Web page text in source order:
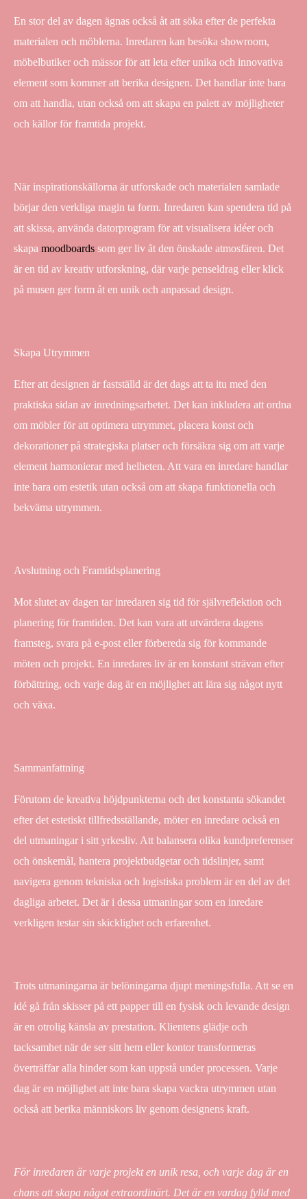
En stor del av dagen ägnas också åt att söka efter de perfekta
materialen och möblerna. Inredaren kan besöka showroom,
möbelbutiker och mässor för att leta efter unika och innovativa
element som kommer att berika designen. Det handlar inte bara
om att handla, utan också om att skapa en palett av möjligheter
och källor för framtida projekt.
När inspirationskällorna är utforskade och materialen samlade
börjar den verkliga magin ta form. Inredaren kan spendera tid på
att skissa, använda datorprogram för att visualisera idéer och
skapa moodboards som ger liv åt den önskade atmosfären. Det
är en tid av kreativ utforskning, där varje penseldrag eller klick
på musen ger form åt en unik och anpassad design.
Skapa Utrymmen
Efter att designen är fastställd är det dags att ta itu med den
praktiska sidan av inredningsarbetet. Det kan inkludera att ordna
om möbler för att optimera utrymmet, placera konst och
dekorationer på strategiska platser och försäkra sig om att varje
element harmonierar med helheten. Att vara en inredare handlar
inte bara om estetik utan också om att skapa funktionella och
bekväma utrymmen.
Avslutning och Framtidsplanering
Mot slutet av dagen tar inredaren sig tid för självreflektion och
planering för framtiden. Det kan vara att utvärdera dagens
framsteg, svara på e-post eller förbereda sig för kommande
möten och projekt. En inredares liv är en konstant strävan efter
förbättring, och varje dag är en möjlighet att lära sig något nytt
och växa.
Sammanfattning
Förutom de kreativa höjdpunkterna och det konstanta sökandet
efter det estetiskt tillfredsställande, möter en inredare också en
del utmaningar i sitt yrkesliv. Att balansera olika kundpreferenser
och önskemål, hantera projektbudgetar och tidslinjer, samt
navigera genom tekniska och logistiska problem är en del av det
dagliga arbetet. Det är i dessa utmaningar som en inredare
verkligen testar sin skicklighet och erfarenhet.
Trots utmaningarna är belöningarna djupt meningsfulla. Att se en
idé gå från skisser på ett papper till en fysisk och levande design
är en otrolig känsla av prestation. Klientens glädje och
tacksamhet när de ser sitt hem eller kontor transformeras
överträffar alla hinder som kan uppstå under processen. Varje
dag är en möjlighet att inte bara skapa vackra utrymmen utan
också att berika människors liv genom designens kraft.
För inredaren är varje projekt en unik resa, och varje dag är en
chans att skapa något extraordinärt. Det är en vardag fylld med